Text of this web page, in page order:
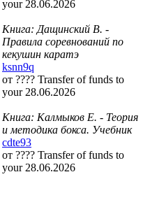
your 28.06.2026
Книга: Дащинский В. -
Правила соревнований по
кекушин каратэ
ksnn9q
от ???? Transfer of funds to
your 28.06.2026
Книга: Калмыков Е. - Теория
и методика бокса. Учебник
cdte93
от ???? Transfer of funds to
your 28.06.2026